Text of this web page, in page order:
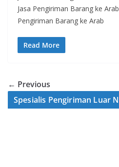
Jasa Pengiriman Barang ke
Pengiriman Barang ke Arab
Read More
← Previous
Spesialis Pengiriman Luar